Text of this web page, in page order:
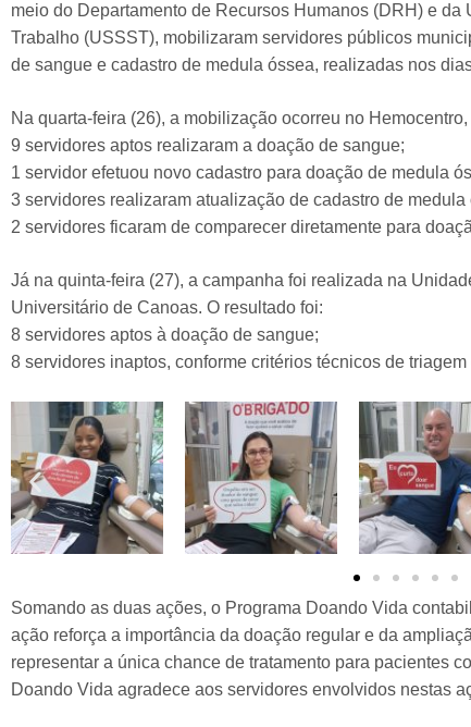
meio do Departamento de Recursos Humanos (DRH) e
Trabalho (USSST), mobilizaram servidores públicos
de sangue e cadastro de medula óssea, realizadas nos
Na quarta-feira (26), a mobilização ocorreu no
9 servidores aptos realizaram a doação de sangue;
1 servidor efetuou novo cadastro para doação de medula
3 servidores realizaram atualização de cadastro de medula
2 servidores ficaram de comparecer diretamente para
Já na quinta-feira (27), a campanha foi realizada na
Universitário de Canoas. O resultado foi:
8 servidores aptos à doação de sangue;
8 servidores inaptos, conforme critérios técnicos de triagem
Somando as duas ações, o Programa Doando Vida
ação reforça a importância da doação regular e da
representar a única chance de tratamento para pacientes
Doando Vida agradece aos servidores envolvidos nestas